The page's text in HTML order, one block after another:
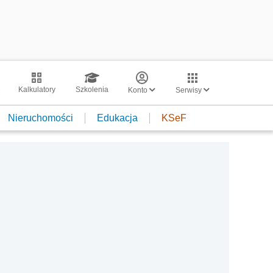
Kalkulatory Szkolenia Konto Serwisy
Nieruchomości Edukacja KSeF